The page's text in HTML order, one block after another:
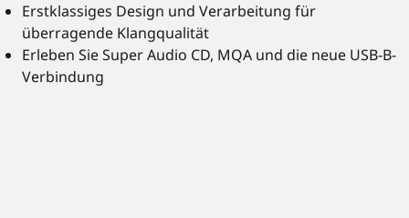
Erstklassiges Design und Verarbeitung für
überragende Klangqualität
Erleben Sie Super Audio CD, MQA und die neue USB-B-
Verbindung